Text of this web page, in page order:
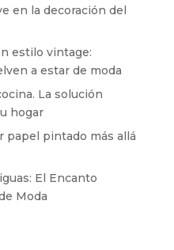
en la decoración del
estilo vintage:
a estar de moda
La solución
hogar
papel pintado más allá
El Encanto
Moda